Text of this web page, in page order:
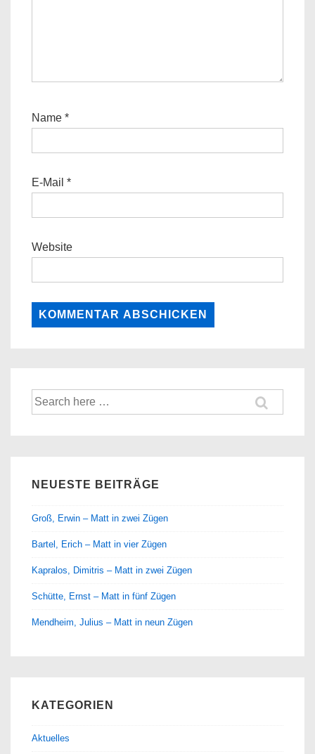
Name *
E-Mail *
Website
Suche
nach:
NEUESTE BEITRÄGE
Groß, Erwin – Matt in zwei Zügen
Bartel, Erich – Matt in vier Zügen
Kapralos, Dimitris – Matt in zwei Zügen
Schütte, Ernst – Matt in fünf Zügen
Mendheim, Julius – Matt in neun Zügen
KATEGORIEN
Aktuelles